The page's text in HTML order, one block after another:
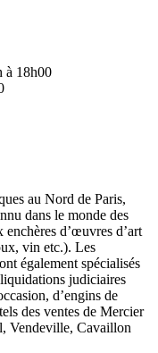
à 18h00
au Nord de Paris,
dans le monde des
enchères d’œuvres d’art
vin etc.). Les
également spécialisés
judiciaires
d’engins de
des ventes de Mercier
Vendeville, Cavaillon